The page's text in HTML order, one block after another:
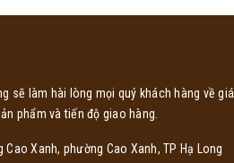
sẽ làm hài lòng mọi quý khách hàng về giá
phẩm và tiến độ giao hàng.
Cao Xanh, phường Cao Xanh, TP Hạ Long